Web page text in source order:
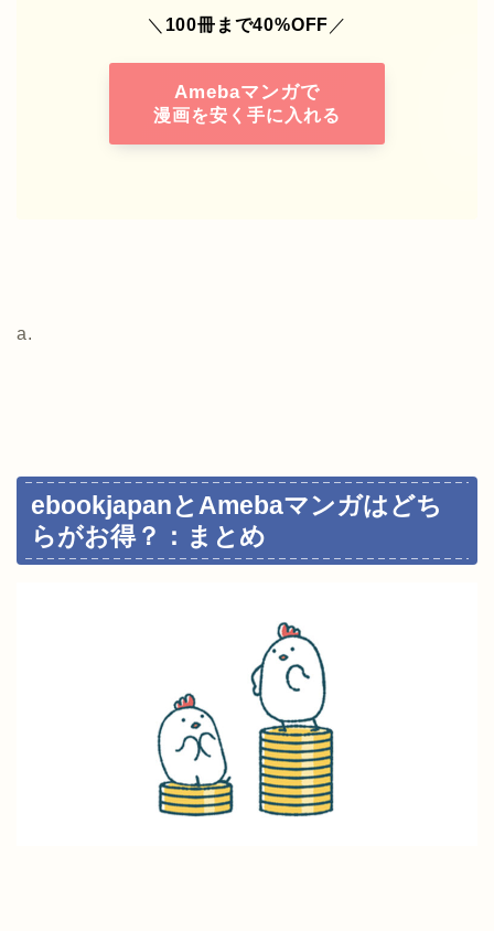
＼ 100冊まで40%OFF ／
Amebaマンガで
漫画を安く手に入れる
a.
ebookjapanとAmebaマンガはどち
らがお得？：まとめ